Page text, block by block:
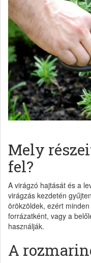
Mely
fel?
A virágzó hajtását és a
virágzás kezdetén
örökzöldek, ezért
forrázatként, vagy a
használják.
A